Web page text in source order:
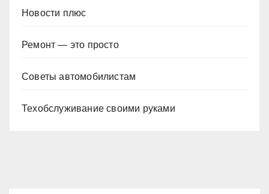
Новости плюс
Ремонт — это просто
Советы автомобилистам
Техобслуживание своими руками